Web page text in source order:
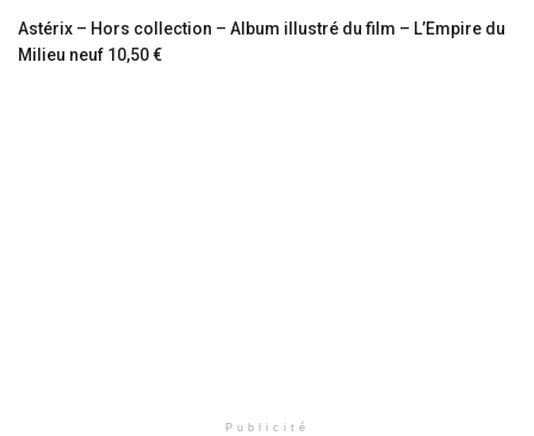
Astérix – Hors collection – Album illustré du film – L’Empire du
Milieu neuf 10,50 €
Publicité